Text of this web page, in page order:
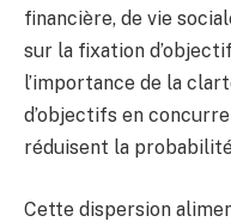
financière, de vie
sur la fixation
l’importance de la
d’objectifs en
réduisent la
Cette dispersion